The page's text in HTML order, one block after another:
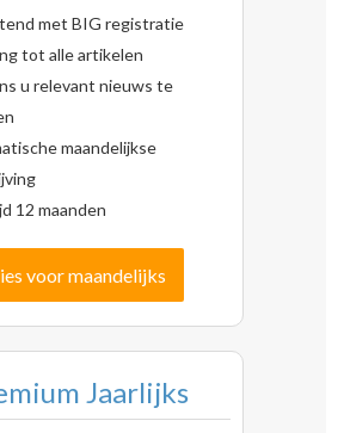
met BIG registratie
tot alle artikelen
u relevant nieuws te
maandelijkse
12 maanden
voor maandelijks
Jaarlijks